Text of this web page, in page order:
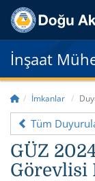
İnşaat
İmkanlar
Tüm
GÜZ
Görevlisi